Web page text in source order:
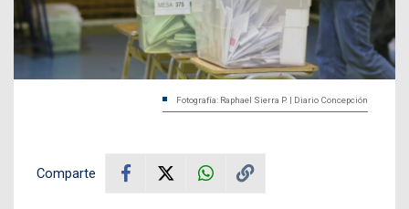
Fotografía: Raphael Sierra P. | Diario Concepción
Comparte